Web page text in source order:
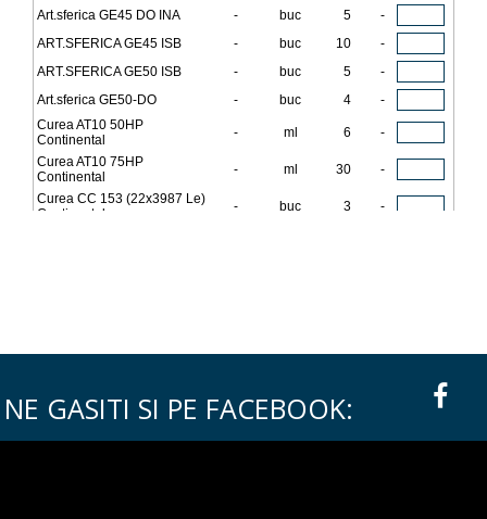
NE GASITI SI PE FACEBOOK: